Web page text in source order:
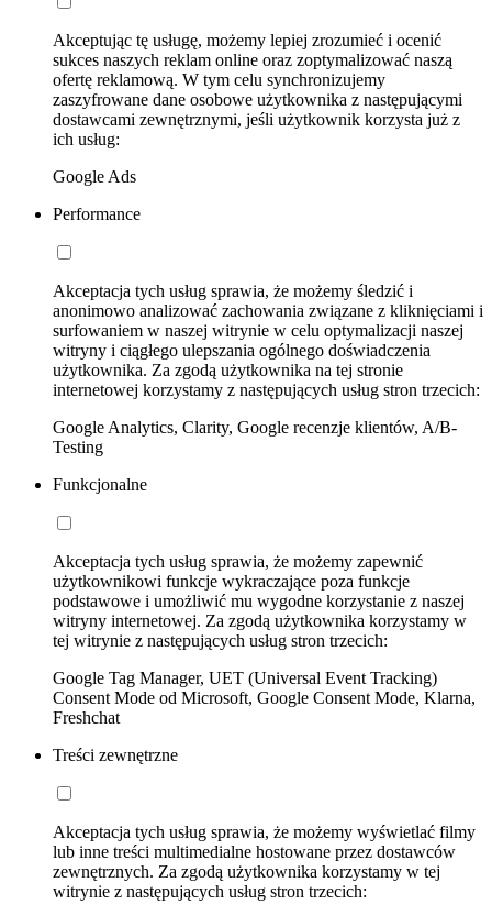
Akceptując tę usługę, możemy lepiej zrozumieć i ocenić
sukces naszych reklam online oraz zoptymalizować naszą
ofertę reklamową. W tym celu synchronizujemy
zaszyfrowane dane osobowe użytkownika z następującymi
dostawcami zewnętrznymi, jeśli użytkownik korzysta już z
ich usług:
Google Ads
Performance
Akceptacja tych usług sprawia, że możemy śledzić i
anonimowo analizować zachowania związane z kliknięciami i
surfowaniem w naszej witrynie w celu optymalizacji naszej
witryny i ciągłego ulepszania ogólnego doświadczenia
użytkownika. Za zgodą użytkownika na tej stronie
internetowej korzystamy z następujących usług stron trzecich:
Google Analytics, Clarity, Google recenzje klientów, A/B-
Testing
Funkcjonalne
Akceptacja tych usług sprawia, że możemy zapewnić
użytkownikowi funkcje wykraczające poza funkcje
podstawowe i umożliwić mu wygodne korzystanie z naszej
witryny internetowej. Za zgodą użytkownika korzystamy w
tej witrynie z następujących usług stron trzecich:
Google Tag Manager, UET (Universal Event Tracking)
Consent Mode od Microsoft, Google Consent Mode, Klarna,
Freshchat
Treści zewnętrzne
Akceptacja tych usług sprawia, że możemy wyświetlać filmy
lub inne treści multimedialne hostowane przez dostawców
zewnętrznych. Za zgodą użytkownika korzystamy w tej
witrynie z następujących usług stron trzecich: